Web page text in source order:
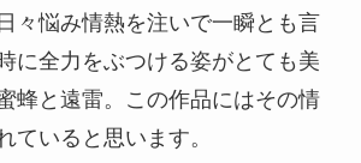
々悩み情熱を注いで一瞬とも言
に全力をぶつける姿がとても美
蜂と遠雷。この作品にはその情
ていると思います。